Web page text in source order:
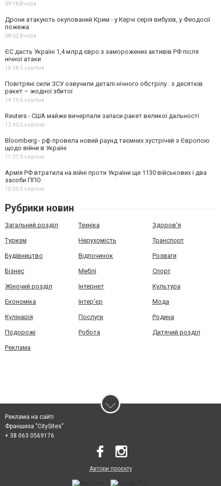
09:18, Вчора
Дрони атакують окупований Крим - у Керчі серія вибухів, у Феодосії
пожежа
08:52, Вчора
ЄС дасть Україні 1,4 млрд євро з заморожених активів РФ після
нічної атаки
16:18,5 серпня
Повітряні сили ЗСУ озвучили деталі нічного обстрілу : з десятків
ракет – жодної збитої
14:19,5 серпня
Reuters - США майже вичерпали запаси ракет великої дальності
12:43,5 серпня
Bloomberg - рф провела новий раунд таємних зустрічей з Європою
щодо війни в Україні
11:27,5 серпня
Армія РФ втратила на війні проти України ще 1130 військових і два
засоби ППО
10:59,5 серпня
Рубрики новин
Загальний розділ Техніка Здоров'я
Туризм Нерухомість Транспорт
Будівництво Відпочинок Розваги
Бізнес Меблі Спорт
Жіночий розділ Інтернет Культура
Економіка Інтер'єр Мода
Кулінарія Послуги Родина
Подорожі Робота Дитячий розділ
Реклама
Реклама на сайті
Франшиза "CitySites"
+ 38 063 0569176
Автори проєкту